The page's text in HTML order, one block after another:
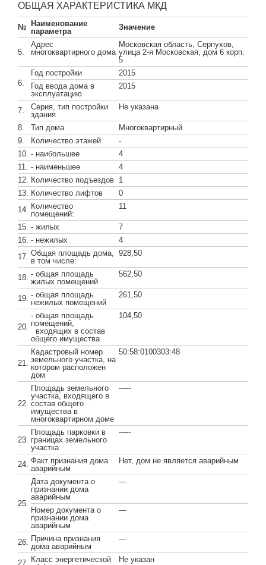
ОБЩАЯ ХАРАКТЕРИСТИКА МКД
№
Наименование
параметра
Значение
5.
Адрес
многоквартирного дома
Московская область, Серпухов,
улица 2-я Московская, дом 6 корп.
5
6.
Год постройки
2015
Год ввода дома в
эксплуатацию
2015
7.
Серия, тип постройки
здания
Не указана
8. Тип дома
Многоквартирный
9.
Количество этажей
-
10. - наибольшее
4
11. - наименьшее
4
12. Количество подъездов 1
13. Количество лифтов
0
14. Количество
помещений:
11
15. - жилых
7
16. - нежилых
4
17. Общая площадь дома,
в том числе:
928,50
18. - общая площадь
жилых помещений
562,50
19. - общая площадь
нежилых помещений
261,50
20.
- общая площадь
помещений,
входящих в состав
общего имущества
104,50
21.
Кадастровый номер
земельного участка, на
котором расположен
дом
50:58:0100303:48
22.
Площадь земельного
участка, входящего в
состав общего
имущества в
многоквартирном доме
-----
23.
Площадь парковки в
границах земельного
участка
-----
24. Факт признания дома
аварийным
Нет, дом не является аварийным
25.
Дата документа о
признании дома
аварийным
—
Номер документа о
признании дома
аварийным
—
26. Причина признания
дома аварийным
—
27.
Класс энергетической
Не указан